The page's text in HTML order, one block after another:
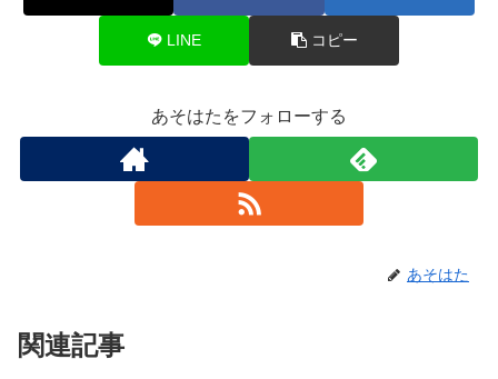
LINE コピー
あそはたをフォローする
あそはた
関連記事